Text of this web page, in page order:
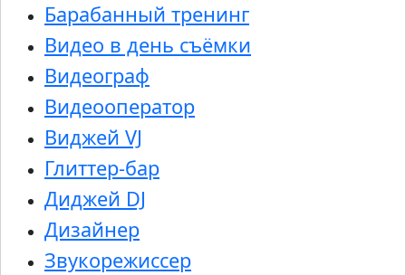
Барабанный тренинг
Видео в день съёмки
Видеограф
Видеооператор
Виджей VJ
Глиттер-бар
Диджей DJ
Дизайнер
Звукорежиссер